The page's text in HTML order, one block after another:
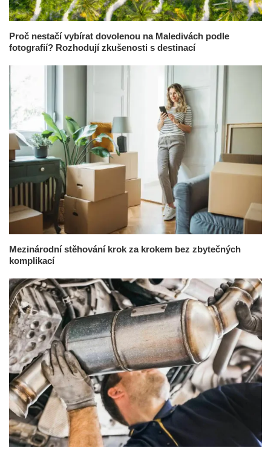
Proč nestačí vybírat dovolenou na Maledivách podle
fotografií? Rozhodují zkušenosti s destinací
Mezinárodní stěhování krok za krokem bez zbytečných
komplikací